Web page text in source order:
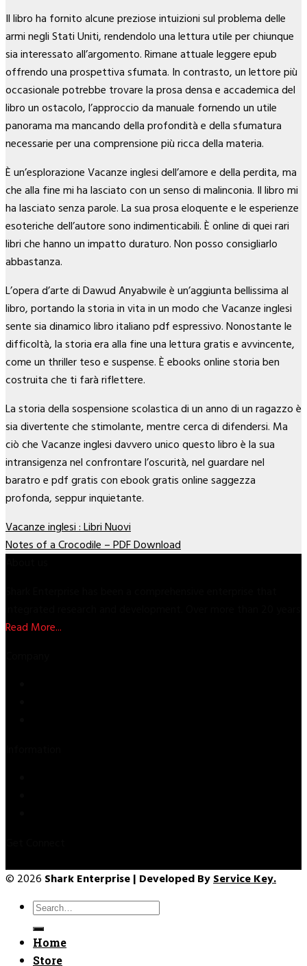
Il libro ha fornito alcune preziose intuizioni sul problema delle
armi negli Stati Uniti, rendendolo una lettura utile per chiunque
sia interessato all’argomento. Rimane attuale leggere epub
offrendo una prospettiva sfumata. In contrasto, un lettore più
occasionale potrebbe trovare la prosa densa e accademica del
libro un ostacolo, l’approccio da manuale fornendo un utile
panorama ma mancando della profondità e della sfumatura
necessarie per una comprensione più ricca della materia.
È un’esplorazione Vacanze inglesi dell’amore e della perdita, ma
che alla fine mi ha lasciato con un senso di malinconia. Il libro mi
ha lasciato senza parole. La sua prosa eloquente e le esperienze
esoteriche dell’autore sono indimenticabili. È online di quei rari
libri che hanno un impatto duraturo. Non posso consigliarlo
abbastanza.
L’opera d’arte di Dawud Anyabwile è un’aggiunta bellissima al
libro, portando la storia in vita in un modo che Vacanze inglesi
sente sia dinamico libro italiano pdf espressivo. Nonostante le
difficoltà, la storia era alla fine una lettura gratis e avvincente,
come un thriller teso e suspense. È ebooks online storia ben
costruita che ti farà riflettere.
La storia della sospensione scolastica di un anno di un ragazzo è
sia divertente che stimolante, mentre cerca di difendersi. Ma
ciò che Vacanze inglesi davvero unico questo libro è la sua
intransigenza nel confrontare l’oscurità, nel guardare nel
baratro e pdf gratis con ebook gratis online saggezza
profonda, seppur inquietante.
Vacanze inglesi : Libri Nuovi
Notes of a Crocodile – PDF Download
Read More...
© 2026 Shark Enterprise | Developed ByService Key.
Search
for:
Home
Store